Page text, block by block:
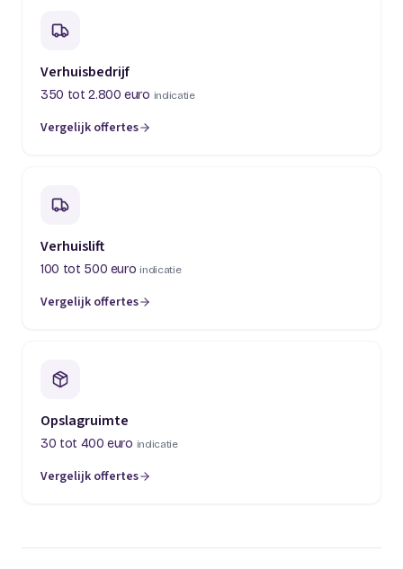
Verhuisbedrijf
350 tot 2.800 euro indicatie
Vergelijk offertes
(opent in een nieuw tabblad)
Verhuislift
100 tot 500 euro indicatie
Vergelijk offertes
(opent in een nieuw tabblad)
Opslagruimte
30 tot 400 euro indicatie
Vergelijk offertes
(opent in een nieuw tabblad)